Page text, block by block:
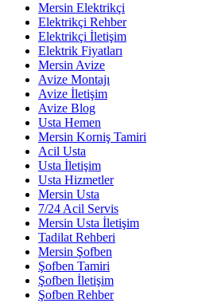
Mersin Elektrikçi
Elektrikçi Rehber
Elektrikçi İletişim
Elektrik Fiyatları
Mersin Avize
Avize Montajı
Avize İletişim
Avize Blog
Usta Hemen
Mersin Korniş Tamiri
Acil Usta
Usta İletişim
Usta Hizmetler
Mersin Usta
7/24 Acil Servis
Mersin Usta İletişim
Tadilat Rehberi
Mersin Şofben
Şofben Tamiri
Şofben İletişim
Şofben Rehber